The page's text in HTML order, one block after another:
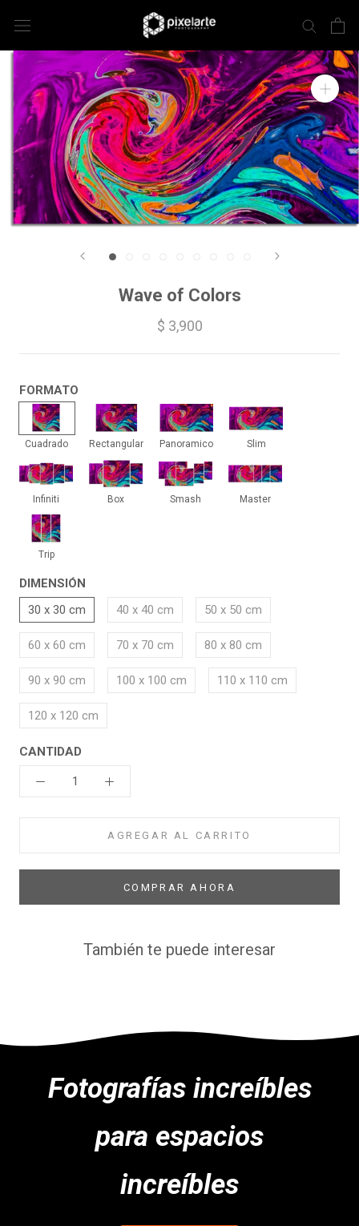
Wave of Colors
$ 3,900
FORMATO
Cuadrado
Cuadrado
Rectangular
Rectangular
Panoramico
Panoramico
Slim
Slim
Infiniti
Infiniti
Box
Box
Smash
Smash
Master
Master
Trip
Trip
DIMENSIÓN
30 x 30 cm
40 x 40 cm 50 x 50 cm
60 x 60 cm 70 x 70 cm 80 x 80 cm
90 x 90 cm 100 x 100 cm 110 x 110 cm
120 x 120 cm
CANTIDAD
AGREGAR AL CARRITO
COMPRAR AHORA
También te puede interesar
Fotografías increíbles
para espacios
increíbles